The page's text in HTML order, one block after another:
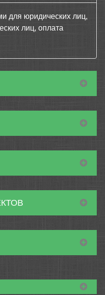
для юридических лиц,
лиц, оплата